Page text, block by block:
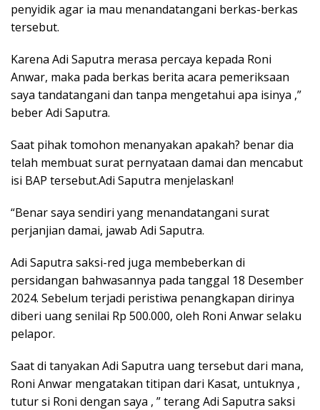
penyidik agar ia mau menandatangani berkas-berkas
tersebut.
Karena Adi Saputra merasa percaya kepada Roni
Anwar, maka pada berkas berita acara pemeriksaan
saya tandatangani dan tanpa mengetahui apa isinya ,”
beber Adi Saputra.
Saat pihak tomohon menanyakan apakah? benar dia
telah membuat surat pernyataan damai dan mencabut
isi BAP tersebut.Adi Saputra menjelaskan!
“Benar saya sendiri yang menandatangani surat
perjanjian damai, jawab Adi Saputra.
Adi Saputra saksi-red juga membeberkan di
persidangan bahwasannya pada tanggal 18 Desember
2024. Sebelum terjadi peristiwa penangkapan dirinya
diberi uang senilai Rp 500.000, oleh Roni Anwar selaku
pelapor.
Saat di tanyakan Adi Saputra uang tersebut dari mana,
Roni Anwar mengatakan titipan dari Kasat, untuknya ,
tutur si Roni dengan saya , ” terang Adi Saputra saksi